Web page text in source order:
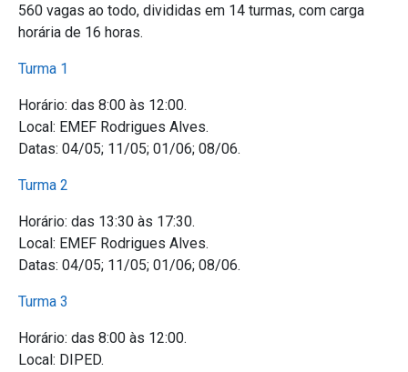
560 vagas ao todo, divididas em 14 turmas, com carga
horária de 16 horas.
Turma 1
Horário: das 8:00 às 12:00.
Local: EMEF Rodrigues Alves.
Datas: 04/05; 11/05; 01/06; 08/06.
Turma 2
Horário: das 13:30 às 17:30.
Local: EMEF Rodrigues Alves.
Datas: 04/05; 11/05; 01/06; 08/06.
Turma 3
Horário: das 8:00 às 12:00.
Local: DIPED.